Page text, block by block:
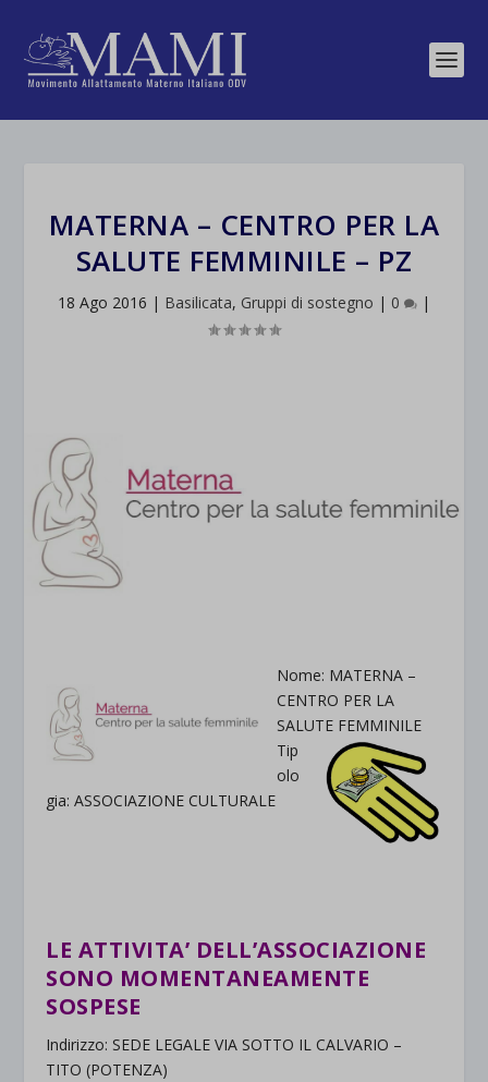
MATERNA – CENTRO PER LA
SALUTE FEMMINILE – PZ
18 Ago 2016 | Basilicata, Gruppi di sostegno | 0 |
Nome: MATERNA –
CENTRO PER LA
SALUTE FEMMINILE
Tip
olo
gia: ASSOCIAZIONE CULTURALE
LE ATTIVITA’ DELL’ASSOCIAZIONE
SONO MOMENTANEAMENTE
SOSPESE
Indirizzo: SEDE LEGALE VIA SOTTO IL CALVARIO –
TITO (POTENZA)